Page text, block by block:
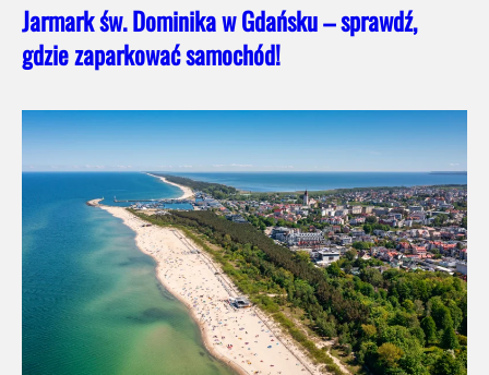
Jarmark św. Dominika w Gdańsku – sprawdź,
gdzie zaparkować samochód!